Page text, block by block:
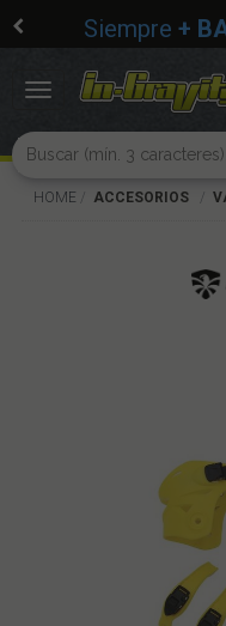
Siempre +
Toggle
HOME ACCESORIOS